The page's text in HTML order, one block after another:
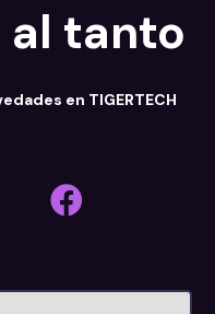
al tanto
en TIGERTECH